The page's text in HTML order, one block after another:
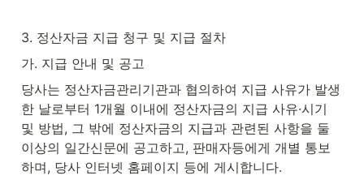
3. 정산자금 지급 청구 및 지급 절차
가. 지급 안내 및 공고
당사는 정산자금관리기관과 협의하여 지급 사유가 발생
한 날로부터 1개월 이내에 정산자금의 지급 사유·시기
및 방법, 그 밖에 정산자금의 지급과 관련된 사항을 둘
이상의 일간신문에 공고하고, 판매자등에게 개별 통보
하며, 당사 인터넷 홈페이지 등에 게시합니다.